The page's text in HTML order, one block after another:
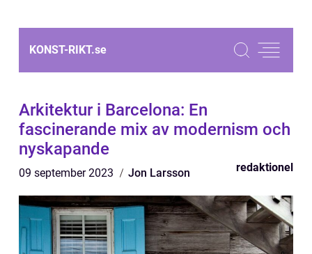
KONST-RIKT.se
Arkitektur i Barcelona: En
fascinerande mix av modernism och
nyskapande
09 september 2023 Jon Larsson redaktionel